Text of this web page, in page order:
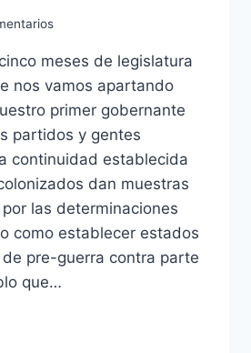
meses de legislatura
nos vamos apartando
primer gobernante
partidos y gentes
continuidad establecida
dan muestras
las determinaciones
como establecer estados
pre-guerra contra parte
que…